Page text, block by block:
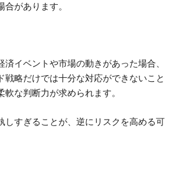
があります。
イベントや市場の動きがあった場合、
戦略だけでは十分な対応ができないこと
軟な判断力が求められます。
しすぎることが、逆にリスクを高める可